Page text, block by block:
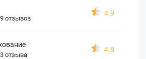
отзывов
4.9
отзыва
4.8